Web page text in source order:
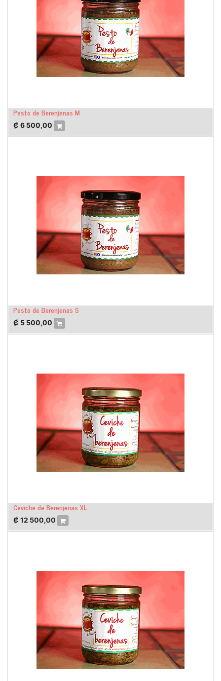
Pesto de Berenjenas M
₡ 6 500,00
Pesto de Berenjenas S
₡ 5 500,00
Ceviche de Berenjenas XL
₡ 12 500,00